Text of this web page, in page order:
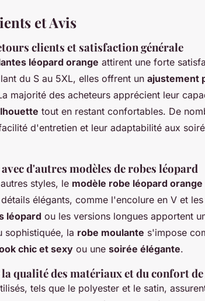
et Avis
clients et satisfaction générale
léopard orange attirent une forte
du S au 5XL, elles offrent un ajustement
majorité des acheteurs apprécient leur
tout en restant confortables. De
d'entretien et leur adaptabilité aux
d'autres modèles de robes léopard
styles, le modèle robe léopard orange
élégants, comme l'encolure en V et
léopard ou les versions longues apportent
sophistiquée, la robe moulante s'impose
chic et sexy ou une soirée élégante.
qualité des matériaux et du confort
tels que le polyester et le satin,